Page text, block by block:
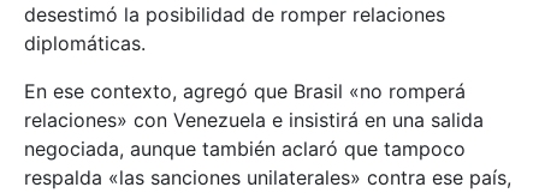
desestimó la posibilidad de romper relaciones
diplomáticas.
En ese contexto, agregó que Brasil «no romperá
relaciones» con Venezuela e insistirá en una salida
negociada, aunque también aclaró que tampoco
respalda «las sanciones unilaterales» contra ese país,